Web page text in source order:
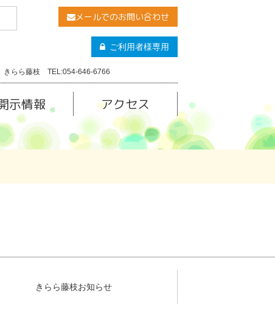
メールでのお問い合わせ
ご利用者様専用
きらら藤枝 TEL:054-646-6766
示情報 アクセス
きらら藤枝お知らせ